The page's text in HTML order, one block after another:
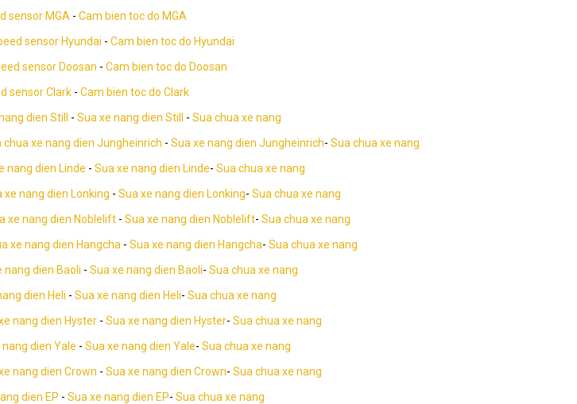
sensor MGA - Cam bien toc do MGA
sensor Hyundai - Cam bien toc do Hyundai
sensor Doosan - Cam bien toc do Doosan
sensor Clark - Cam bien toc do Clark
dien Still - Sua xe nang dien Still - Sua chua xe nang
chua xe nang dien Jungheinrich - Sua xe nang dien Jungheinrich- Sua chua xe nang
nang dien Linde - Sua xe nang dien Linde- Sua chua xe nang
xe nang dien Lonking - Sua xe nang dien Lonking- Sua chua xe nang
xe nang dien Noblelift - Sua xe nang dien Noblelift- Sua chua xe nang
xe nang dien Hangcha - Sua xe nang dien Hangcha- Sua chua xe nang
nang dien Baoli - Sua xe nang dien Baoli- Sua chua xe nang
dien Heli - Sua xe nang dien Heli- Sua chua xe nang
nang dien Hyster - Sua xe nang dien Hyster- Sua chua xe nang
dien Yale - Sua xe nang dien Yale- Sua chua xe nang
nang dien Crown - Sua xe nang dien Crown- Sua chua xe nang
dien EP - Sua xe nang dien EP- Sua chua xe nang